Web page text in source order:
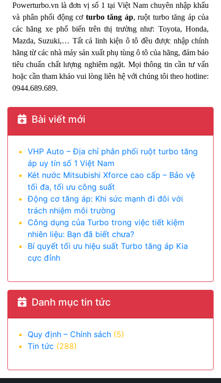
Powerturbo.vn là đơn vị số 1 tại Việt Nam chuyên nhập khẩu
và phân phối động cơ turbo tăng áp, ruột turbo tăng áp của
các hãng xe phổ biến trên thị trường như: Toyota, Honda,
Mazda, Suzuki,… Tất cả linh kiện ô tô đều được nhập chính
hãng từ các nhà máy sản xuất phụ tùng ô tô của hãng, đảm bảo
tiêu chuẩn chất lượng nghiêm ngặt. Mọi thông tin cần tư vấn
hoặc cần tham khảo vui lòng liên hệ với chúng tôi theo hotline:
0944.689.689.
Bài viết mới
VHP Auto – Địa chỉ phân phối ruột turbo tăng
áp uy tín số 1 Việt Nam
Két nước Mitsubishi Xforce cao cấp – Bảo vệ
tối đa, tối ưu công suất
Động cơ tăng áp: Khi sức mạnh đi đôi với
trách nhiệm môi trường
Công dụng của Turbo trong việc tiết kiệm
nhiên liệu: Bạn đã biết chưa?
Bí quyết tối ưu hiệu suất Turbo tăng áp Kia
cực đỉnh
Danh mục tin tức
Quy định – Chính sách (5)
Tin tức (288)